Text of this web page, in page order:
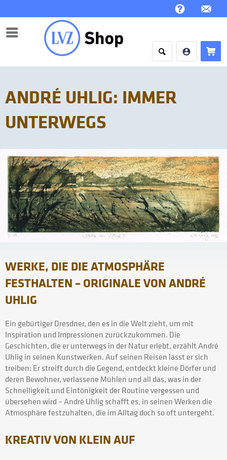
Menü
ANDRÉ UHLIG: IMMER
UNTERWEGS
WERKE, DIE DIE ATMOSPHÄRE
FESTHALTEN – ORIGINALE VON ANDRÉ
UHLIG
Ein gebürtiger Dresdner, den es in die Welt zieht, um mit
Inspiration und Impressionen zurückzukommen. Die
Geschichten, die er unterwegs in der Natur erlebt, erzählt André
Uhlig in seinen Kunstwerken. Auf seinen Reisen lässt er sich
treiben: Er streift durch die Gegend, entdeckt kleine Dörfer und
deren Bewohner, verlassene Mühlen und all das, was in der
Schnelligkeit und Eintönigkeit der Routine vergessen und
übersehen wird – André Uhlig schafft es, in seinen Werken die
Atmosphäre festzuhalten, die im Alltag doch so oft untergeht.
KREATIV VON KLEIN AUF